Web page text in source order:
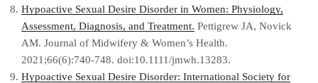
Hypoactive Sexual Desire Disorder in Women: Physiology,
Assessment, Diagnosis, and Treatment. Pettigrew JA, Novick
AM. Journal of Midwifery & Women’s Health.
2021;66(6):740-748. doi:10.1111/jmwh.13283.
Hypoactive Sexual Desire Disorder: International Society for